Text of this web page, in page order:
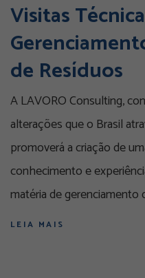
Visitas
de Resíduos
A LAVORO Consulting,
alterações que o Brasil
promoverá a criação de
conhecimento e
matéria de gerenciamento
LEIA MAIS